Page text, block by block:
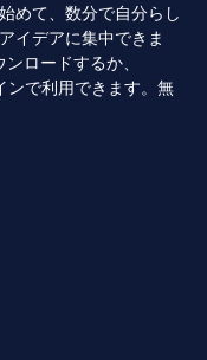
めて、数分で自分らし
イデアに集中できま
ロードするか、
で利用できます。無